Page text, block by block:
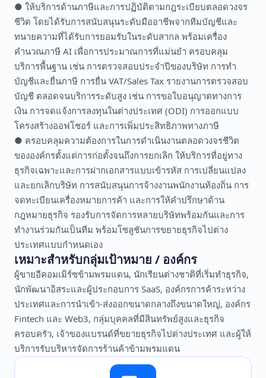
● ให้บริการด้านภาษีและการปฏิบัติตามกฎระเบียบตลอดวงจร
ชีวิต โดยได้รับการสนับสนุนระดับมืออาชีพจากทีมบัญชีและ
ทนายความที่ได้รับการยอมรับในระดับสากล พร้อมเครื่อง
คำนวณภาษี AI เพื่อการประมาณการที่แม่นยำ ครอบคลุม
บริการพื้นฐาน เช่น การตรวจสอบประจำปีของบริษัท การทำ
บัญชีและยื่นภาษี การยื่น VAT/Sales Tax รายงานการตรวจสอบ
บัญชี ตลอดจนบริการระดับสูง เช่น การขอใบอนุญาตทางการ
เงิน การจดแจ้งการลงทุนในต่างประเทศ (ODI) การออกแบบ
โครงสร้างออฟโชอร์ และการเพิ่มประสิทธิภาพทางภาษี
● ครอบคลุมความต้องการในการดำเนินงานตลอดวงจรชีวิต
ขององค์กรตั้งแต่การก่อตั้งจนถึงการยกเลิก ให้บริการที่อยู่ทาง
ธุรกิจเฉพาะและการฝากเอกสารแบบเข้ารหัส การเปลี่ยนแปลง
และยกเลิกบริษัท การสนับสนุนการจ้างงานพนักงานท้องถิ่น การ
จดทะเบียนเครื่องหมายการค้า และการให้คำปรึกษาด้าน
กฎหมายธุรกิจ รองรับการจัดการหลายบริษัทพร้อมกันและการ
ทำงานร่วมกันเป็นทีม พร้อมโซลูชันการขยายธุรกิจไปต่าง
ประเทศแบบกำหนดเอง
เหมาะสำหรับกลุ่มเป้าหมาย / องค์กร
ผู้ขายอีคอมเมิร์ซข้ามพรมแดน, นักเรียนต่างชาติที่เริ่มทำธุรกิจ,
นักพัฒนาอิสระและผู้ประกอบการ SaaS, องค์กรการค้าระหว่าง
ประเทศและการนำเข้า-ส่งออกขนาดกลางถึงขนาดใหญ่, องค์กร
Fintech และ Web3, กลุ่มบุคคลที่มีสินทรัพย์สูงและธุรกิจ
ครอบครัว, เจ้าของแบรนด์ที่ขยายธุรกิจไปต่างประเทศ และผู้ให้
บริการรับบริหารจัดการร้านค้าข้ามพรมแดน